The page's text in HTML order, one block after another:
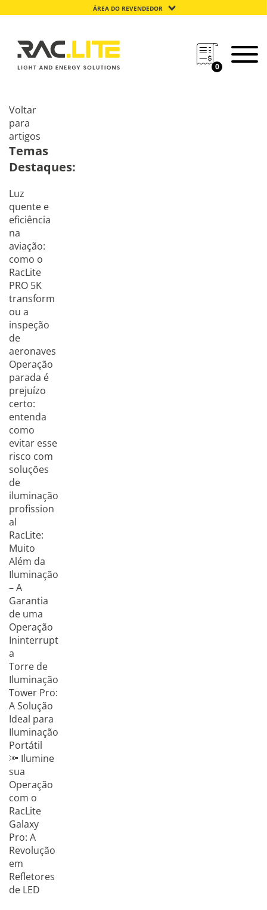
ÁREA DO REVENDEDOR
0
Voltar
para
artigos
Temas
Destaques:
Luz
quente e
eficiência
na
aviação:
como o
RacLite
PRO 5K
transform
ou a
inspeção
de
aeronaves
Operação
parada é
prejuízo
certo:
entenda
como
evitar esse
risco com
soluções
de
iluminação
profission
al
RacLite:
Muito
Além da
Iluminação
– A
Garantia
de uma
Operação
Ininterrupt
a
Torre de
Iluminação
Tower Pro:
A Solução
Ideal para
Iluminação
Portátil
🔦 Ilumine
sua
Operação
com o
RacLite
Galaxy
Pro: A
Revolução
em
Refletores
de LED